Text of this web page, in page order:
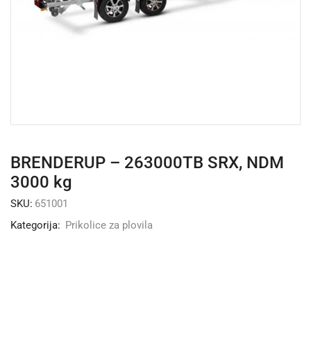
BRENDERUP – 263000TB SRX, NDM
3000 kg
SKU: 651001
Kategorija: Prikolice za plovila